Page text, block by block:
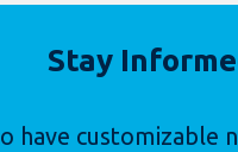
Stay
have customizable